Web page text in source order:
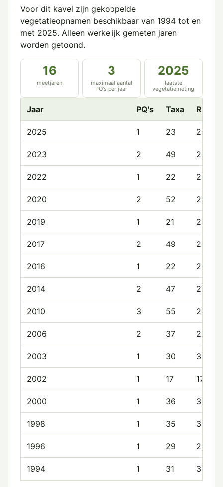
Voor dit kavel zijn gekoppelde
vegetatieopnamen beschikbaar van 1994 tot en
met 2025. Alleen werkelijk gemeten jaren
worden getoond.
16
meetjaren
3
maximaal aantal
PQ's per jaar
2025
laatste
vegetatiemeting
Jaar PQ's Taxa
2025 1 23 23.0
2023 2 49 29.0
2022 1 22 22.0
2020 2 52 28.5
2019 1 21 21.0
2017 2 49 28.5
2016 1 22 22.0
2014 2 47 27.0
2010 3 55 24.0
2006 2 37 22.0
2003 1 30 30.0
2002 1 17 17.0
2000 1 36 36.0
1998 1 35 35.0
1996 1 29 29.0
1994 1 31 31.0